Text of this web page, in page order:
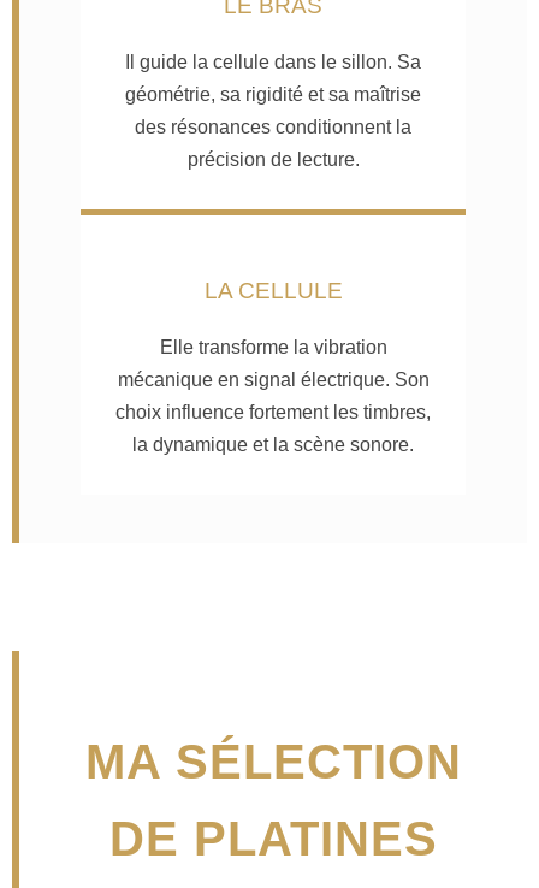
LE BRAS
Il guide la cellule dans le sillon. Sa
géométrie, sa rigidité et sa maîtrise
des résonances conditionnent la
précision de lecture.
LA CELLULE
Elle transforme la vibration
mécanique en signal électrique. Son
choix influence fortement les timbres,
la dynamique et la scène sonore.
MA SÉLECTION
DE PLATINES